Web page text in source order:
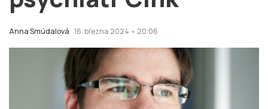
Anna Smúdalová 16. března 2024 • 20:06